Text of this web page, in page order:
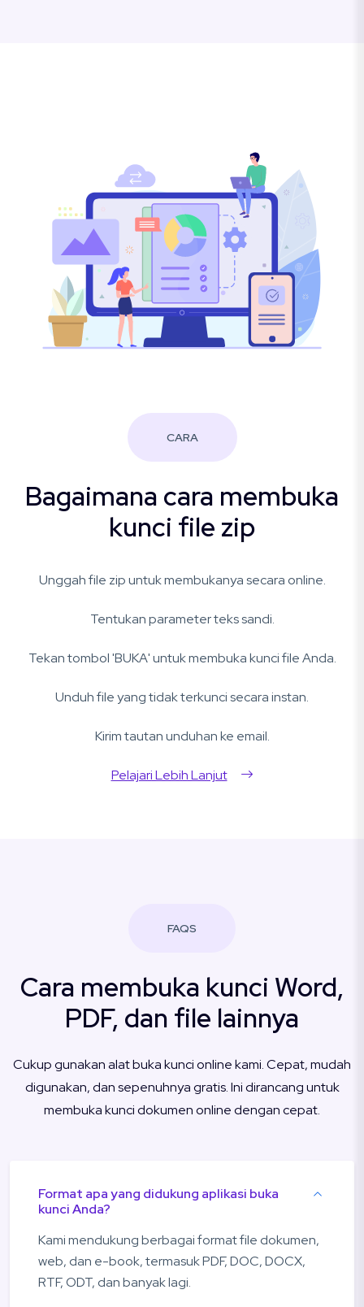
CARA
Bagaimana cara membuka
kunci file zip
Unggah file zip untuk membukanya secara online.
Tentukan parameter teks sandi.
Tekan tombol 'BUKA' untuk membuka kunci file Anda.
Unduh file yang tidak terkunci secara instan.
Kirim tautan unduhan ke email.
Pelajari Lebih Lanjut
FAQS
Cara membuka kunci Word,
PDF, dan file lainnya
Cukup gunakan alat buka kunci online kami. Cepat, mudah
digunakan, dan sepenuhnya gratis. Ini dirancang untuk
membuka kunci dokumen online dengan cepat.
Format apa yang didukung aplikasi buka
kunci Anda?
Kami mendukung berbagai format file dokumen,
web, dan e-book, termasuk PDF, DOC, DOCX,
RTF, ODT, dan banyak lagi.